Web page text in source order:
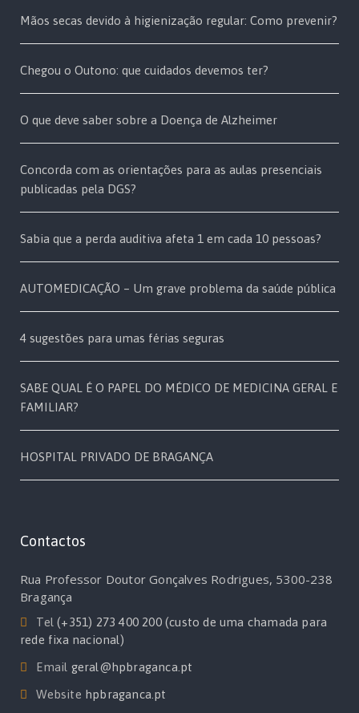
Mãos secas devido à higienização regular: Como prevenir?
Chegou o Outono: que cuidados devemos ter?
O que deve saber sobre a Doença de Alzheimer
Concorda com as orientações para as aulas presenciais
publicadas pela DGS?
Sabia que a perda auditiva afeta 1 em cada 10 pessoas?
AUTOMEDICAÇÃO – Um grave problema da saúde pública
4 sugestões para umas férias seguras
SABE QUAL É O PAPEL DO MÉDICO DE MEDICINA GERAL E
FAMILIAR?
HOSPITAL PRIVADO DE BRAGANÇA
Contactos
Rua Professor Doutor Gonçalves Rodrigues, 5300-238
Bragança
Tel(+351) 273 400 200 (custo de uma chamada para
rede fixa nacional)
Email geral@hpbraganca.pt
Website hpbraganca.pt